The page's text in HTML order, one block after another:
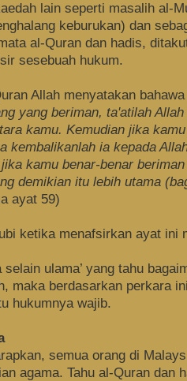
lain seperti masalih al-
keburukan) dan
al-Quran dan hadis,
sesebuah hukum.
Allah menyatakan
yang beriman, ta'atilah
kamu. Kemudian jika
kembalikanlah ia kepada
kamu benar-benar
demikian itu lebih utama
ayat 59)
ketika menafsirkan ayat ini
selain ulama’ yang tahu
maka berdasarkan perkara
hukumnya wajib.
semua orang di
agama. Tahu al-Quran dan